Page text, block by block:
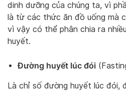
dinh dưỡng của chúng ta, vì
là từ các thức ăn đồ uống mà
vì vậy có thể phân chia ra
huyết.
Đường huyết lúc đói
Là chỉ số đường huyết lúc đói,